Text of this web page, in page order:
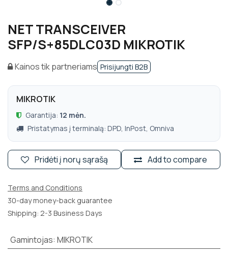
NET TRANSCEIVER
SFP/S+85DLC03D MIKROTIK
Kainos tik partneriams Prisijungti B2B
MIKROTIK
Garantija: 12 mėn.
Pristatymas į terminalą: DPD, InPost, Omniva
Add to compare
Pridėti į norų sąrašą
Terms and Conditions
30-day money-back guarantee
Shipping: 2-3 Business Days
Gamintojas: MIKROTIK